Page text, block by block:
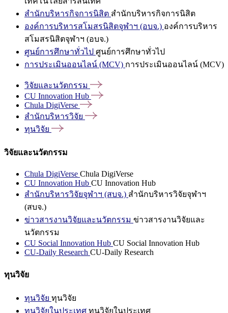
สำนักบริหารกิจการนิสิต สำนักบริหารกิจการนิสิต
องค์การบริหารสโมสรนิสิตจุฬาฯ (อบจ.) องค์การบริหาร
สโมสรนิสิตจุฬาฯ (อบจ.)
ศูนย์การศึกษาทั่วไป ศูนย์การศึกษาทั่วไป
การประเมินออนไลน์ (MCV) การประเมินออนไลน์ (MCV)
วิจัยและนวัตกรรม
CU Innovation Hub
Chula DigiVerse
สำนักบริหารวิจัย
ทุนวิจัย
วิจัยและนวัตกรรม
Chula DigiVerse Chula DigiVerse
CU Innovation Hub CU Innovation Hub
สำนักบริหารวิจัยจุฬาฯ (สบจ.) สำนักบริหารวิจัยจุฬาฯ
(สบจ.)
ข่าวสารงานวิจัยและนวัตกรรม ข่าวสารงานวิจัยและ
นวัตกรรม
CU Social Innovation Hub CU Social Innovation Hub
CU-Daily Research CU-Daily Research
ทุนวิจัย
ทุนวิจัย ทุนวิจัย
ทุนวิจัยในประเทศ ทุนวิจัยในประเทศ